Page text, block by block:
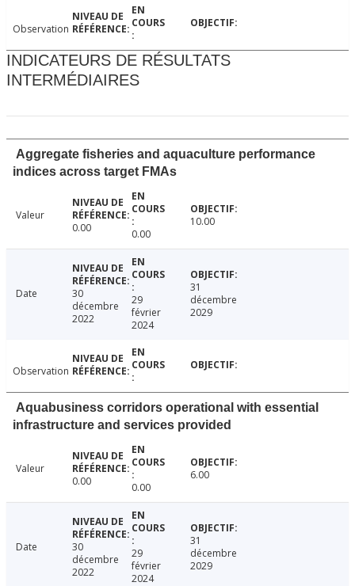
Observation
INDICATEURS DE RÉSULTATS
INTERMÉDIAIRES
Aggregate fisheries and aquaculture performance
indices across target FMAs
Valeur
0.00
0.00
10.00
Date
30
décembre
2022
29
février
2024
31
décembre
2029
Observation
Aquabusiness corridors operational with essential
infrastructure and services provided
Valeur
0.00
0.00
6.00
Date
30
décembre
2022
29
février
2024
31
décembre
2029